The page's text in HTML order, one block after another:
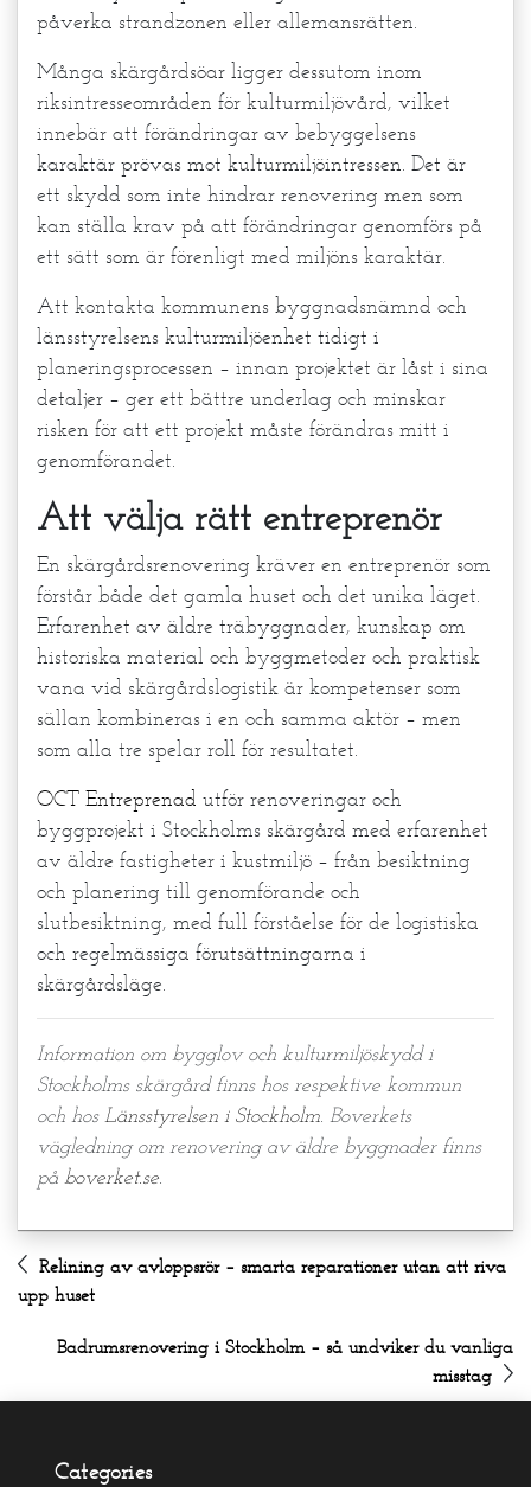
påverka strandzonen eller allemansrätten.
Många skärgårdsöar ligger dessutom inom
riksintresseområden för kulturmiljövård, vilket
innebär att förändringar av bebyggelsens
karaktär prövas mot kulturmiljöintressen. Det är
ett skydd som inte hindrar renovering men som
kan ställa krav på att förändringar genomförs på
ett sätt som är förenligt med miljöns karaktär.
Att kontakta kommunens byggnadsnämnd och
länsstyrelsens kulturmiljöenhet tidigt i
planeringsprocessen – innan projektet är låst i sina
detaljer – ger ett bättre underlag och minskar
risken för att ett projekt måste förändras mitt i
genomförandet.
Att välja rätt entreprenör
En skärgårdsrenovering kräver en entreprenör som
förstår både det gamla huset och det unika läget.
Erfarenhet av äldre träbyggnader, kunskap om
historiska material och byggmetoder och praktisk
vana vid skärgårdslogistik är kompetenser som
sällan kombineras i en och samma aktör – men
som alla tre spelar roll för resultatet.
OCT Entreprenad utför renoveringar och
byggprojekt i Stockholms skärgård med erfarenhet
av äldre fastigheter i kustmiljö – från besiktning
och planering till genomförande och
slutbesiktning, med full förståelse för de logistiska
och regelmässiga förutsättningarna i
skärgårdsläge.
Information om bygglov och kulturmiljöskydd i
Stockholms skärgård finns hos respektive kommun
och hosLänsstyrelsen i Stockholm. Boverkets
vägledning om renovering av äldre byggnader finns
på boverket.se.
Relining av avloppsrör – smarta reparationer utan att riva
upp huset
Badrumsrenovering i Stockholm – så undviker du vanliga
misstag
Categories